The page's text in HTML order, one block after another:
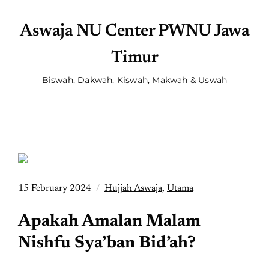
Aswaja NU Center PWNU Jawa
Timur
Biswah, Dakwah, Kiswah, Makwah & Uswah
15 February 2024 Hujjah Aswaja, Utama
Apakah Amalan Malam
Nishfu Sya’ban Bid’ah?